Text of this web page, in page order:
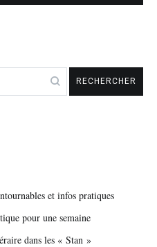
et infos pratiques
pour une semaine
dans les « Stan »